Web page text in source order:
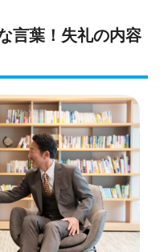
言葉！失礼の内容